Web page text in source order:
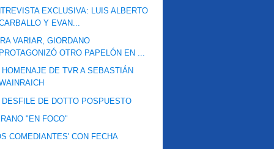
EXCLUSIVA: LUIS ALBERTO
Y EVAN...
VARIAR, GIORDANO
OTRO PAPELÓN EN ...
HOMENAJE DE TVR A SEBASTIÁN
DESFILE DE DOTTO POSPUESTO
"EN FOCO"
COMEDIANTES' CON FECHA